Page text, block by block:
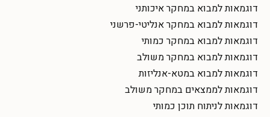
דוגמאות למבוא במחקר איכותני
דוגמאות למבוא במחקר אנליטי-פרשני
דוגמאות למבוא במחקר כמותי
דוגמאות למבוא במחקר משולב
דוגמאות למבוא במטא-אנליזות
דוגמאות לממצאים במחקר משולב
דוגמאות לניתוח תוכן כמותי